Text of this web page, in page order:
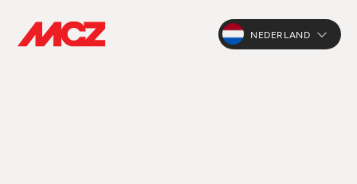
NEDERLAND